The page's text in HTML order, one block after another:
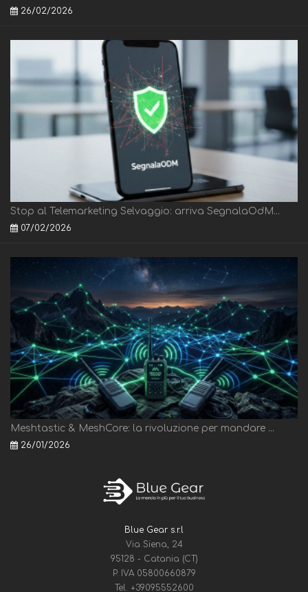
26/02/2026
Stop al Telemarketing Selvaggio: arriva SegnalaOdM...
07/02/2026
Meshtastic & MeshCore: la rivoluzione per mandare ...
26/01/2026
Blue Gear s.r.l
Via Siena, 24
95128 - Catania (CT)
P. IVA 05800660879
Tel. +39095552600